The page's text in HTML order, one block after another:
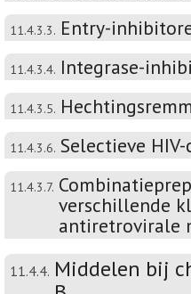
11.4.3.3. Entry-
11.4.3.4. Integrase-
11.4.3.5.
11.4.3.6. Selectieve
11.4.3.7.
verschillende
antiretrovirale
11.4.4. Middelen bij